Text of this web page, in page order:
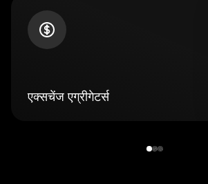
एक्सचेंज एग्रीगेटर्स